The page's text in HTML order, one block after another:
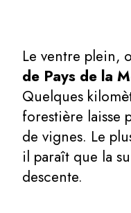
Le ventre plein,
de Pays de la
Quelques
forestière laisse
de vignes. Le
il paraît que la
descente.